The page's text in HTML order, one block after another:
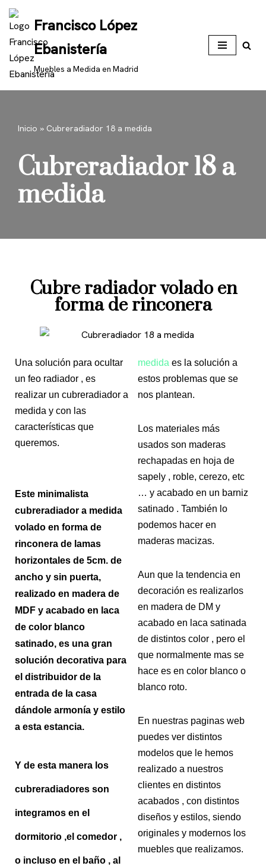
Saltar
al
contenido
Francisco López
Ebanistería
Muebles a Medida en Madrid
Inicio » Cubreradiador 18 a medida
Cubreradiador 18 a
medida
Cubre radiador volado en
forma de rinconera
Una solución para ocultar
un feo radiador , es
realizar un cubreradiador a
medida y con las
características que
queremos.
Este minimalista
cubreradiador a medida
volado en forma de
rinconera de lamas
horizontales de 5cm. de
ancho y sin puerta,
realizado en madera de
MDF y acabado en laca
de color blanco
satinado, es una gran
solución decorativa para
el distribuidor de la
entrada de la casa
dándole armonía y estilo
a esta estancia.
Y de esta manera los
cubreradiadores son
integramos en el
dormitorio ,el comedor ,
o incluso en el baño , al
medida es la solución a
estos problemas que se
nos plantean.
Los materiales más
usados son maderas
rechapadas en hoja de
sapely , roble, cerezo, etc
… y acabado en un barniz
satinado . También lo
podemos hacer en
maderas macizas.
Aun que la tendencia en
decoración es realizarlos
en madera de DM y
acabado en laca satinada
de distintos color , pero el
que normalmente mas se
hace es en color blanco o
blanco roto.
En nuestras paginas web
puedes ver distintos
modelos que le hemos
realizado a nuestros
clientes en distintos
acabados , con distintos
diseños y estilos, siendo
originales y modernos los
muebles que realizamos.